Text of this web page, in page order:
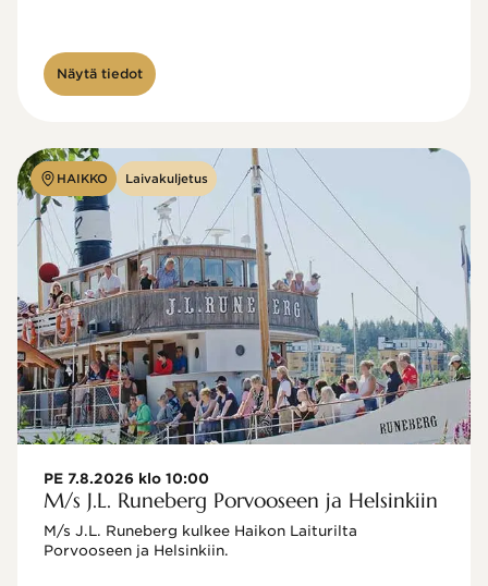
Näytä tiedot
HAIKKO Laivakuljetus
PE 7.8.2026 klo 10:00
M/s J.L. Runeberg Porvooseen ja Helsinkiin
M/s J.L. Runeberg kulkee Haikon Laiturilta
Porvooseen ja Helsinkiin.